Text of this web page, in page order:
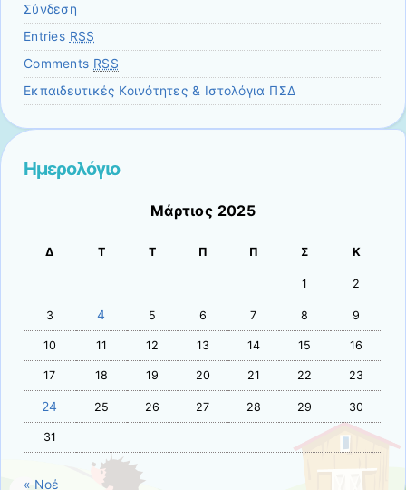
Σύνδεση
Entries RSS
Comments RSS
Εκπαιδευτικές Κοινότητες & Ιστολόγια ΠΣΔ
Ημερολόγιο
Μάρτιος 2025
Δ Τ Τ Π Π Σ Κ
1 2
3 4 5 6 7 8 9
10 11 12 13 14 15 16
17 18 19 20 21 22 23
24 25 26 27 28 29 30
31
« Νοέ